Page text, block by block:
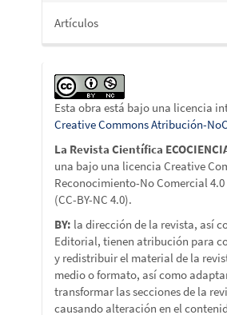
Artículos
Esta obra está bajo una licencia
Creative Commons Atribución-
La Revista Científica
una bajo una licencia Creative
Reconocimiento-No Comercial
(CC-BY-NC 4.0).
BY: la dirección de la revista, así
Editorial, tienen atribución para
y redistribuir el material de la
medio o formato, así como
transformar las secciones de la
causando alteración en el